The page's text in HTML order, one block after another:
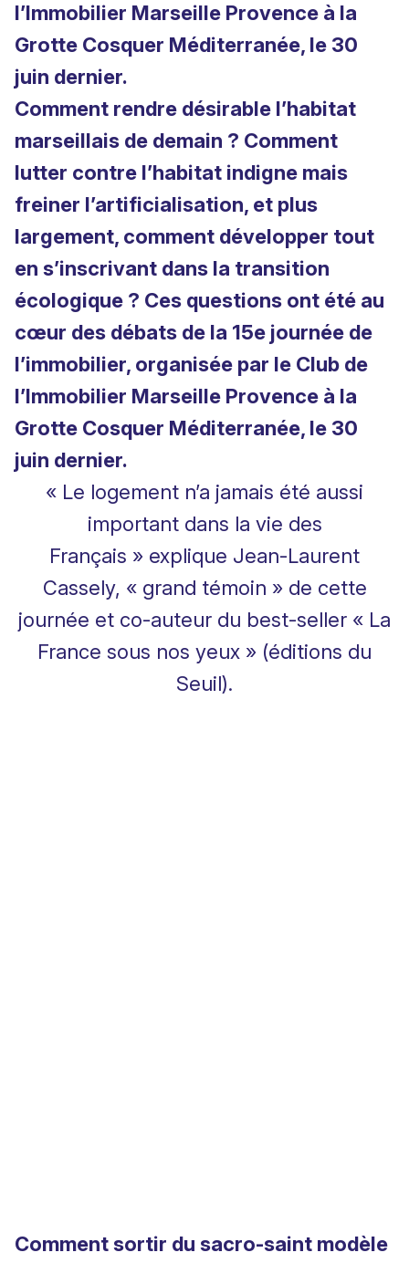
l’Immobilier Marseille Provence à la
Grotte Cosquer Méditerranée, le 30
juin dernier.
Comment rendre désirable l’habitat
marseillais de demain ? Comment
lutter contre l’habitat indigne mais
freiner l’artificialisation, et plus
largement, comment développer tout
en s’inscrivant dans la transition
écologique ? Ces questions ont été au
cœur des débats de la 15e journée de
l’immobilier, organisée par le Club de
l’Immobilier Marseille Provence à la
Grotte Cosquer Méditerranée, le 30
juin dernier.
« Le logement n’a jamais été aussi
important dans la vie des
Français » explique Jean-Laurent
Cassely, « grand témoin » de cette
journée et co-auteur du best-seller « La
France sous nos yeux » (éditions du
Seuil).
Comment sortir du sacro-saint modèle